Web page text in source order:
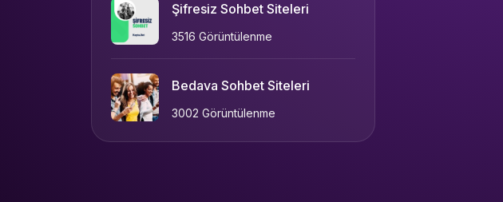
Şifresiz Sohbet Siteleri
3516 Görüntülenme
Bedava Sohbet Siteleri
3002 Görüntülenme